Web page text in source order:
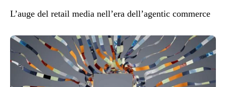
L’auge del retail media nell’era dell’agentic commerce